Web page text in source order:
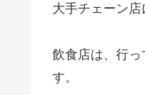
大手チェーン店
飲食店は、行
す。